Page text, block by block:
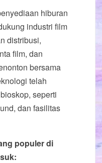
hiburan
industri film
distribusi,
film, dan
bersama
telah
seperti
dan fasilitas
populer di